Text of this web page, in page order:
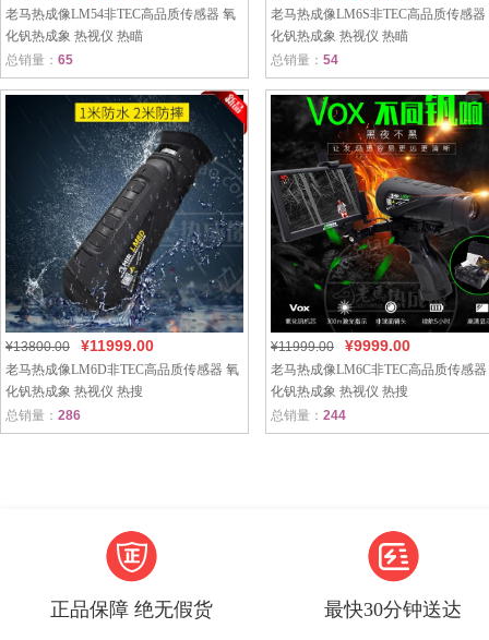
老马热成像LM54非TEC高品质传感器 氧
化钒热成象 热视仪 热瞄
总销量： 65
老马热成像LM6S非TEC高品质传感器
化钒热成象 热视仪 热瞄
总销量： 54
¥13800.00 ¥11999.00
老马热成像LM6D非TEC高品质传感器 氧
化钒热成象 热视仪 热搜
总销量： 286
¥11999.00 ¥9999.00
老马热成像LM6C非TEC高品质传感
化钒热成象 热视仪 热搜
总销量： 244
正品保障 绝无假货 最快30分钟送达